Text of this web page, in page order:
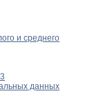
и среднего
данных